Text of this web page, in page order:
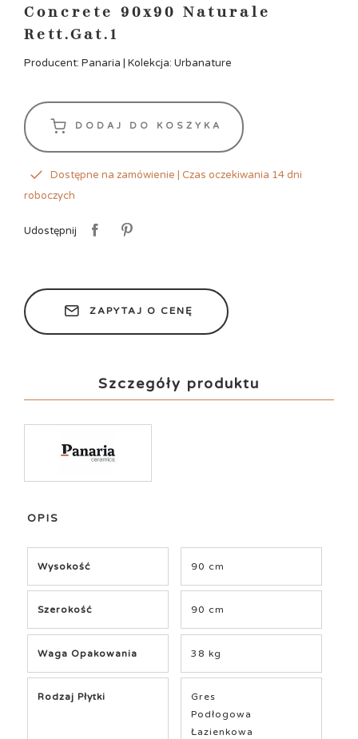
Concrete 90x90 Naturale
Rett.Gat.1
Producent: Panaria | Kolekcja: Urbanature
DODAJ DO KOSZYKA
Dostępne na zamówienie | Czas oczekiwania 14 dni
roboczych
Udostępnij
ZAPYTAJ O CENĘ
Szczegóły produktu
OPIS
Wysokość 90 cm
Szerokość 90 cm
Waga Opakowania 38 kg
Rodzaj Płytki
Gres
Podłogowa
Łazienkowa